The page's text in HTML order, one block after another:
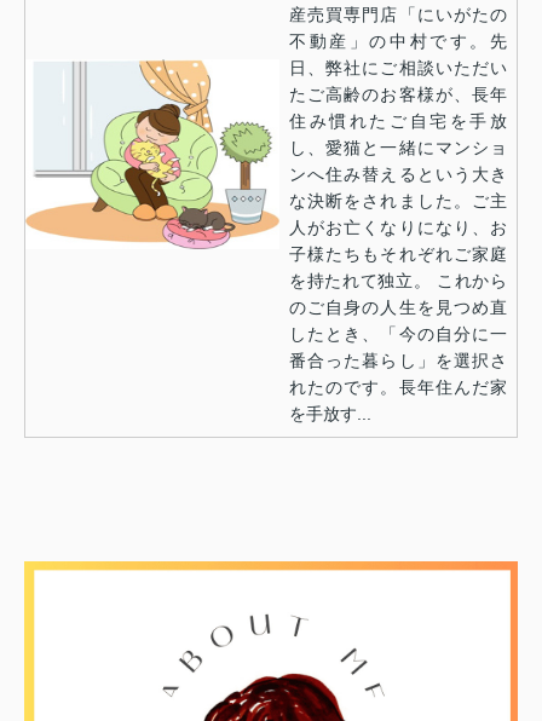
産売買専門店「にいがたの
不動産」の中村です。先
日、弊社にご相談いただい
たご高齢のお客様が、長年
住み慣れたご自宅を手放
し、愛猫と一緒にマンショ
ンへ住み替えるという大き
な決断をされました。ご主
人がお亡くなりになり、お
子様たちもそれぞれご家庭
を持たれて独立。 これから
のご自身の人生を見つめ直
したとき、「今の自分に一
番合った暮らし」を選択さ
れたのです。長年住んだ家
を手放す...